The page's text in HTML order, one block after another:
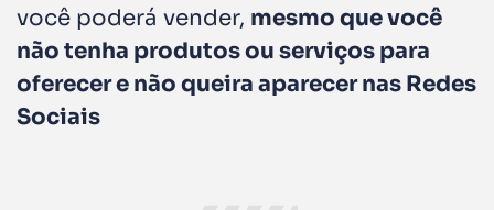
você poderá vender, mesmo que você
não tenha produtos ou serviços para
oferecer e não queira aparecer nas Redes
Sociais